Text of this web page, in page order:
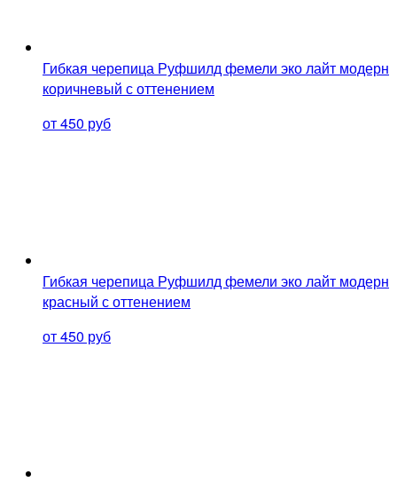
Гибкая черепица Руфшилд фемели эко лайт модерн
коричневый с оттенением
от 450 руб
Гибкая черепица Руфшилд фемели эко лайт модерн
красный с оттенением
от 450 руб